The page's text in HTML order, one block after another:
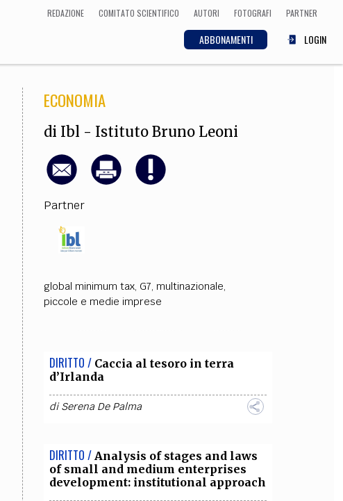
REDAZIONE COMITATO SCIENTIFICO AUTORI FOTOGRAFI PARTNER
ABBONAMENTI LOGIN
ECONOMIA
Matematica, Fisica,
Biologia, Cifrematica,
CULTURA
Arte, Cinema, Musica,
Letteratura
ECONOMIA
di Ibl - Istituto Bruno Leoni
Partner
global minimum tax, G7, multinazionale,
piccole e medie imprese
DIRITTO / Caccia al tesoro in terra
d’Irlanda
diSerena De Palma
DIRITTO / Analysis of stages and laws
of small and medium enterprises
development: institutional approach